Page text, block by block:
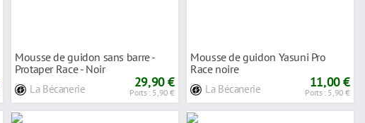
Mousse de guidon sans barre -
Protaper Race - Noir
La Bécanerie 29,90 €
Ports : 5,90 €
Mousse de guidon Yasuni Pro
Race noire
La Bécanerie 11,00 €
Ports : 5,90 €